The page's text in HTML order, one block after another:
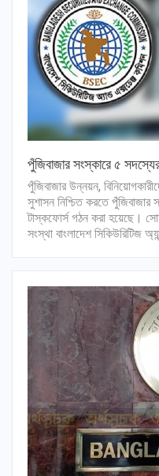
পুঁজিবাজার সংস্কারে ৫
পুঁজিবাজার উন্নয়ন,
সুশাসন নিশ্চিত করতে পুঁজিবাজার
টাস্কফোর্স গঠন করা হয়েছে।
সংস্থা বাংলাদেশ সিকিউরিটিজ